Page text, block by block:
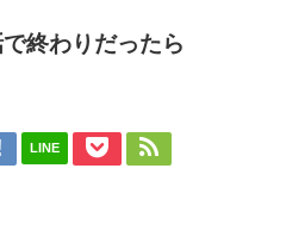
終わりだったら
LINE